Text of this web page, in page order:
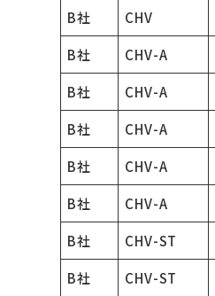
B社
CHV
B社
CHV-A
B社
CHV-A
B社
CHV-A
B社
CHV-A
B社
CHV-A
B社
CHV-ST
B社
CHV-ST